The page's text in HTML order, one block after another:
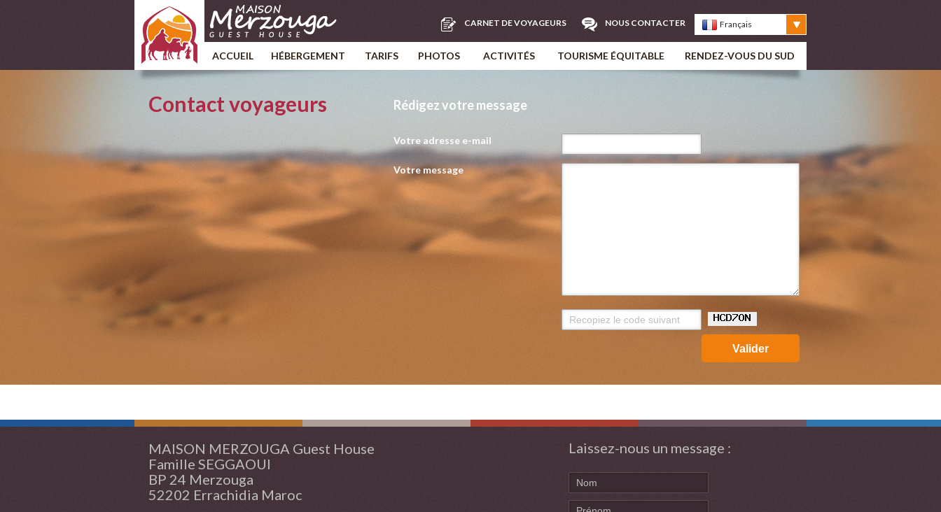
CARNET DE VOYAGEURS NOUS CONTACTER Français
ACCUEIL HÉBERGEMENT TARIFS PHOTOS ACTIVITÉS TOURISME ÉQUITABLE RENDEZ-VOUS DU SUD
Contact voyageurs Rédigez votre message
Votre adresse e-mail
Votre message
Valider
MAISON MERZOUGA Guest House
Famille SEGGAOUI
BP 24 Merzouga
52202 Errachidia Maroc
Laissez-nous un message :